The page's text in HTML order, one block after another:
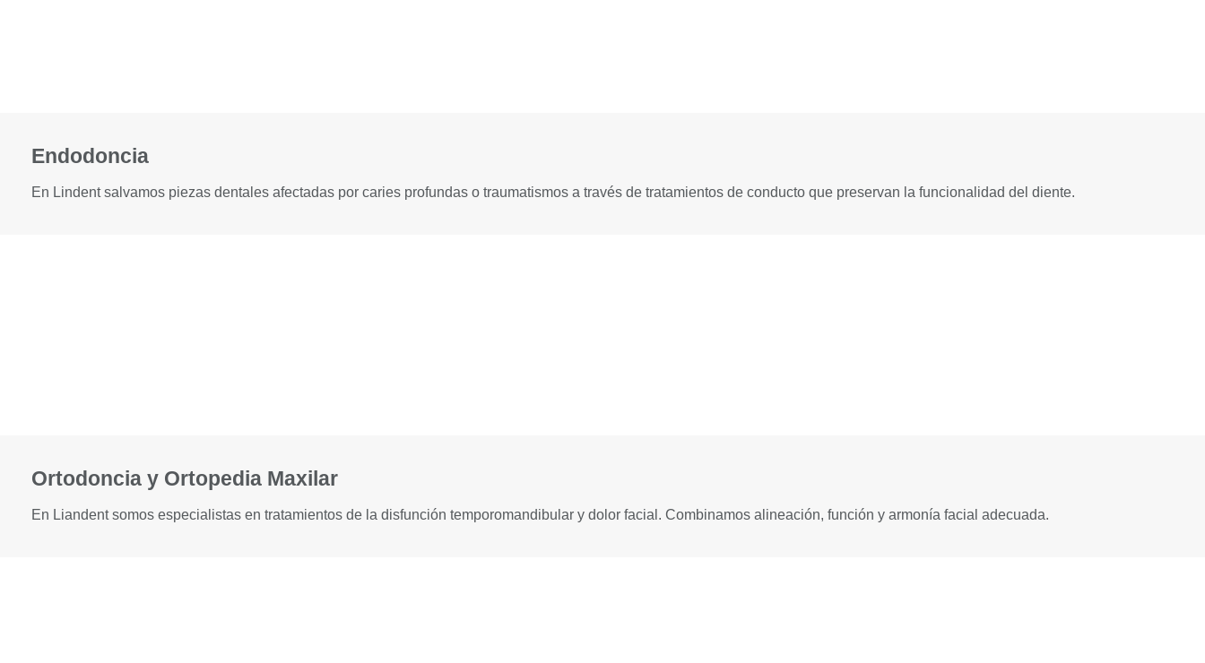
Endodoncia
En Lindent salvamos piezas dentales afectadas por caries profundas o traumatismos a través de tratamientos de conducto que preservan la funcionalidad del diente.
Ortodoncia y Ortopedia Maxilar
En Liandent somos especialistas en tratamientos de la disfunción temporomandibular y dolor facial. Combinamos alineación, función y armonía facial adecuada.